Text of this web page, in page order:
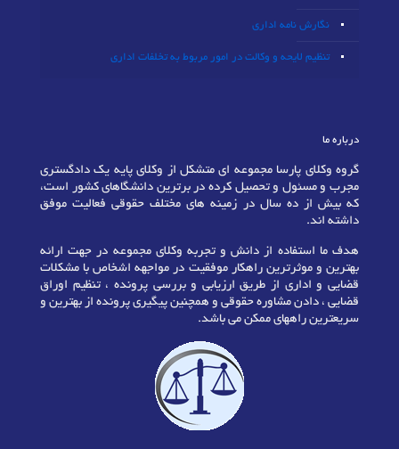
نگارش نامه اداری
تنظیم لایحه و وکالت در امور مربوط به تخلفات اداری
درباره ما
گروه وکلای پارسا مجموعه ای متشکل از وکلای پایه یک دادگستری
مجرب و مسئول و تحصیل کرده در برترین دانشگاهای کشور است،
که بیش از ده سال در زمینه های مختلف حقوقی فعالیت موفق
داشته اند.
هدف ما استفاده از دانش و تجربه وکلای مجموعه در جهت ارائه
بهترین و موثرترین راهکار موفقیت در مواجهه اشخاص با مشکلات
قضایی و اداری از طریق ارزیابی و بررسی پرونده ، تنظیم اوراق
قضایی ، دادن مشاوره حقوقی و همچنین پیگیری پرونده از بهترین و
سریعترین راههای ممکن می باشد.